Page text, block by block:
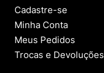
Cadastre-se
Minha Conta
Meus Pedidos
Trocas e Devoluções